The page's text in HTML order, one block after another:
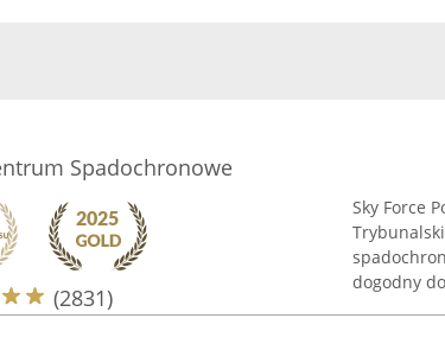
Spadochronowe
(2831)
Sky Force
dogodny